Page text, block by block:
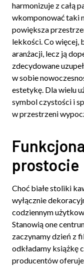
harmonizuje z całą
wkomponować taki
powiększa
lekkości. Co więcej,
aranżacji, lecz ją
zdecydowane
w sobie
estetykę. Dla wielu
symbol czystości i
w przestrzeni
prostocie
Choć białe stoliki
wyłącznie
codziennym
Stanowią one
zaczynamy dzień z
odkładamy książkę
producentów